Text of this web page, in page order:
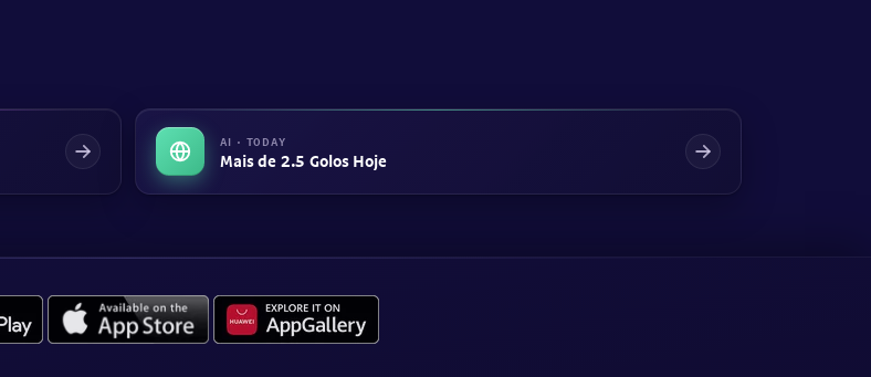
AI · TODAY
Mais de 2.5 Golos Hoje